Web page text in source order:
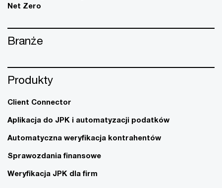
Net Zero
Branże
Produkty
Client Connector
Aplikacja do JPK i automatyzacji podatków
Automatyczna weryfikacja kontrahentów
Sprawozdania finansowe
Weryfikacja JPK dla firm